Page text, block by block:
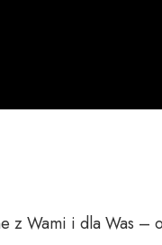
z Wami i dla Was –